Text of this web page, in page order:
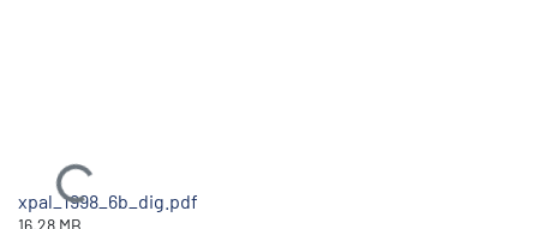
xpal_1998_6b_dig.pdf
16.28 MB